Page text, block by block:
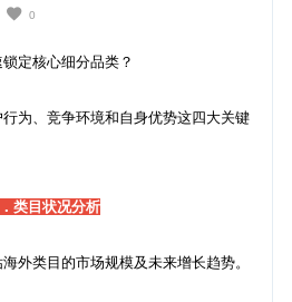
0
定核心细分品类？
为、竞争环境和自身优势这四大关键
类目状况分析
外类目的市场规模及未来增长趋势。